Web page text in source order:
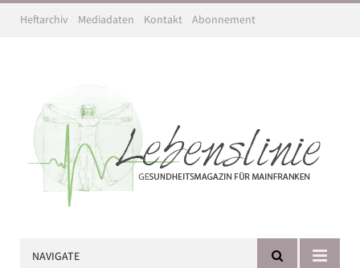
Heftarchiv Mediadaten Kontakt Abonnement
NAVIGATE